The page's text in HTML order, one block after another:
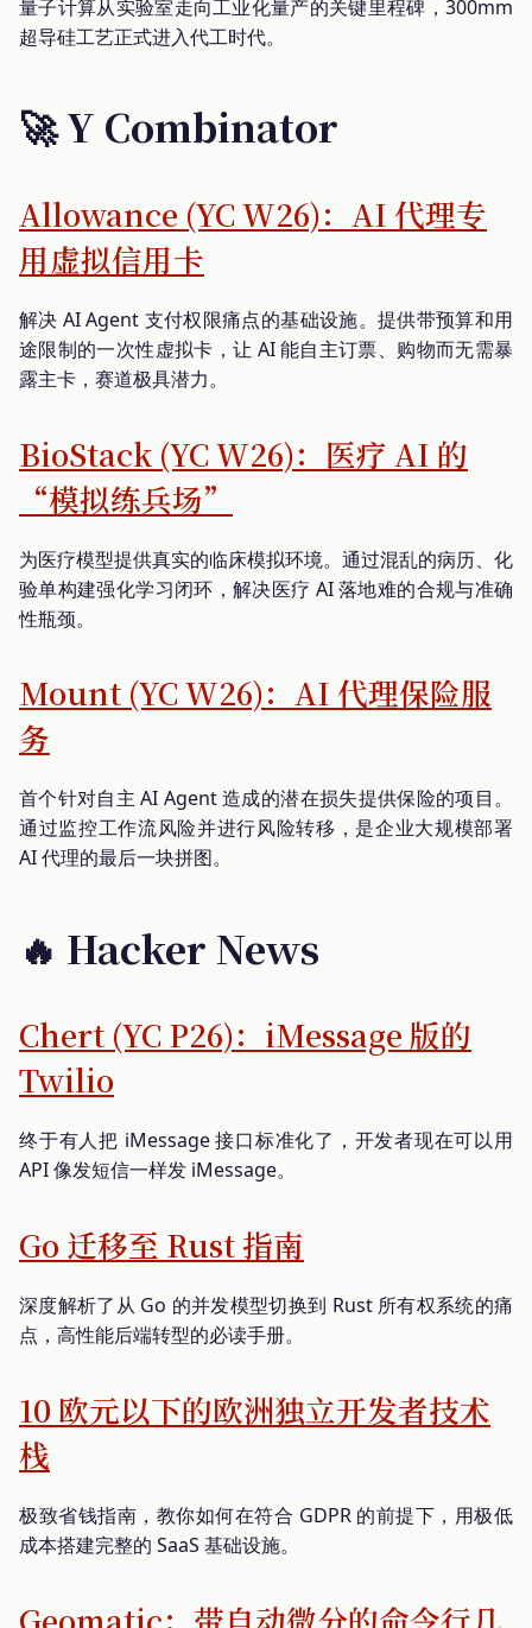
量子计算从实验室走向工业化量产的关键里程碑，300mm
超导硅工艺正式进入代工时代。
🚀 Y Combinator
Allowance (YC W26)：AI 代理专
用虚拟信用卡
解决 AI Agent 支付权限痛点的基础设施。提供带预算和用
途限制的一次性虚拟卡，让 AI 能自主订票、购物而无需暴
露主卡，赛道极具潜力。
BioStack (YC W26)：医疗 AI 的
“模拟练兵场”
为医疗模型提供真实的临床模拟环境。通过混乱的病历、化
验单构建强化学习闭环，解决医疗 AI 落地难的合规与准确
性瓶颈。
Mount (YC W26)：AI 代理保险服
务
首个针对自主 AI Agent 造成的潜在损失提供保险的项目。
通过监控工作流风险并进行风险转移，是企业大规模部署
AI 代理的最后一块拼图。
🔥 Hacker News
Chert (YC P26)：iMessage 版的
Twilio
终于有人把 iMessage 接口标准化了，开发者现在可以用
API 像发短信一样发 iMessage。
Go 迁移至 Rust 指南
深度解析了从 Go 的并发模型切换到 Rust 所有权系统的痛
点，高性能后端转型的必读手册。
10 欧元以下的欧洲独立开发者技术
栈
极致省钱指南，教你如何在符合 GDPR 的前提下，用极低
成本搭建完整的 SaaS 基础设施。
Geomatic：带自动微分的命令行几